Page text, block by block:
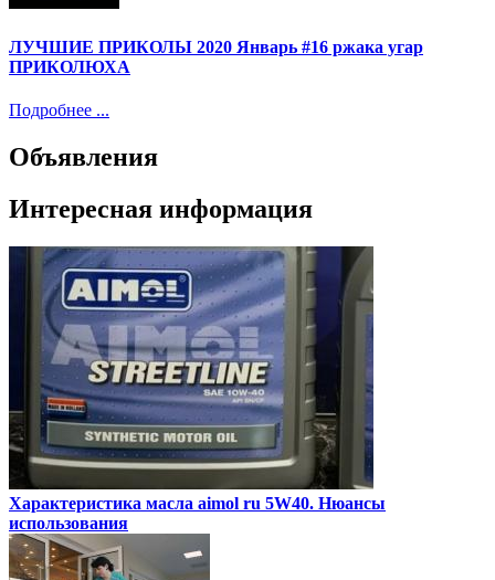
ЛУЧШИЕ ПРИКОЛЫ 2020 Январь #16 ржака угар
ПРИКОЛЮХА
Подробнее ...
Объявления
Интересная информация
Характеристика масла aimol ru 5W40. Нюансы
использования